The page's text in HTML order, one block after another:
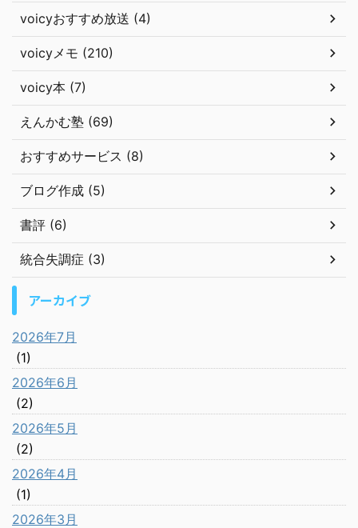
voicyおすすめ放送 (4)
voicyメモ (210)
voicy本 (7)
えんかむ塾 (69)
おすすめサービス (8)
ブログ作成 (5)
書評 (6)
統合失調症 (3)
アーカイブ
2026年7月
(1)
2026年6月
(2)
2026年5月
(2)
2026年4月
(1)
2026年3月